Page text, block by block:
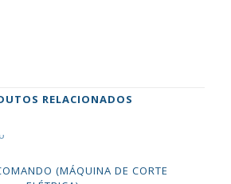
RELACIONADOS
(MÁQUINA DE CORTE